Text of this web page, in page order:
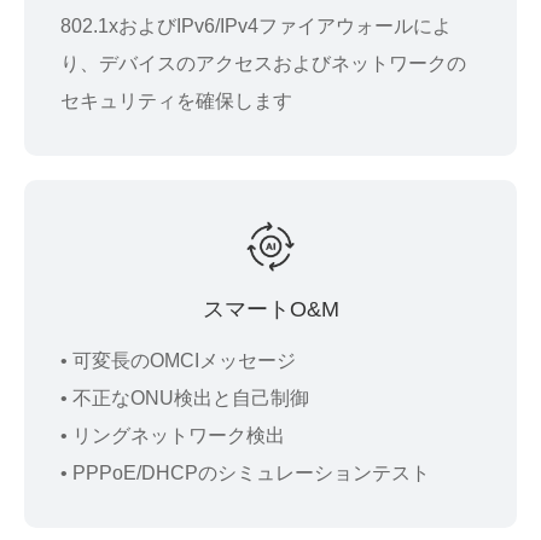
802.1xおよびIPv6/IPv4ファイアウォールによ
り、デバイスのアクセスおよびネットワークの
セキュリティを確保します
スマートO&M
• 可変長のOMCIメッセージ
• 不正なONU検出と自己制御
• リングネットワーク検出
• PPPoE/DHCPのシミュレーションテスト